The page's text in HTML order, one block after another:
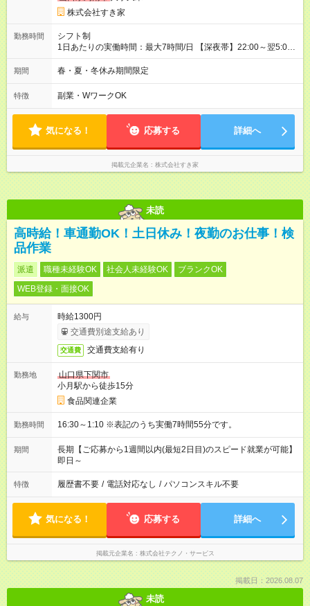
株式会社すき家
勤務時間
シフト制
1日あたりの実働時間：最大7時間/日 【深夜帯】22:00～翌5:00
週2日～・1日2h～OK◎ ※22:00から翌5:00までは18歳以上の方
のみ勤務可能です（18歳未満の深夜業務禁止のため） ★深夜で
す。 必ず、2名以上での勤務を行いますので、安心して働けま
す。
期間 春・夏・冬休み期間限定
特徴 副業・WワークOK
気になる！ 応募する 詳細へ
掲載元企業名 株式会社すき家
未読
高時給！車通勤OK！土日休み！夜勤のお仕事！検
品作業
派遣 職種未経験OK 社会人未経験OK
ブランクOK
WEB登録・面接OK
給与
時給1300円
交通費別途支給あり
交通費 交通費支給有り
勤務地
山口県下関市
小月駅から徒歩15分
食品関連企業
勤務時間 16:30～1:10 ※表記のうち実働7時間55分です。
期間
長期【ご応募から1週間以内(最短2日目)のスピード就業が可能】
即日～
特徴 履歴書不要 / 電話対応なし / パソコンスキル不要
気になる！ 応募する 詳細へ
掲載元企業名 株式会社テクノ・サービス
掲載日：2026.08.07
未読